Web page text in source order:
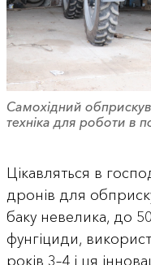
Самохідний
техніка для роботи в
Цікавляться в
дронів для
баку невелика, до
фунгіциди,
років 3–4 і ця